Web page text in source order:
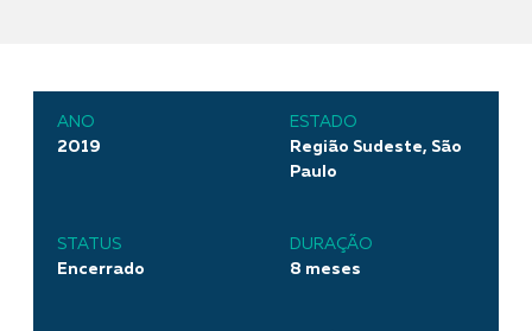
ANO
2019
ESTADO
Região Sudeste, São
Paulo
STATUS
Encerrado
DURAÇÃO
8 meses